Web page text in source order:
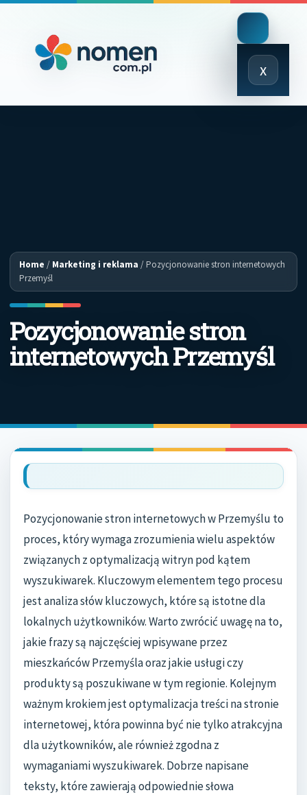
x
Close
Menu
Home / Marketing i reklama /Pozycjonowanie stron internetowych
Przemyśl
Pozycjonowanie stron
internetowych Przemyśl
Pozycjonowanie stron internetowych w Przemyślu to
proces, który wymaga zrozumienia wielu aspektów
związanych z optymalizacją witryn pod kątem
wyszukiwarek. Kluczowym elementem tego procesu
jest analiza słów kluczowych, które są istotne dla
lokalnych użytkowników. Warto zwrócić uwagę na to,
jakie frazy są najczęściej wpisywane przez
mieszkańców Przemyśla oraz jakie usługi czy
produkty są poszukiwane w tym regionie. Kolejnym
ważnym krokiem jest optymalizacja treści na stronie
internetowej, która powinna być nie tylko atrakcyjna
dla użytkowników, ale również zgodna z
wymaganiami wyszukiwarek. Dobrze napisane
teksty, które zawierają odpowiednie słowa